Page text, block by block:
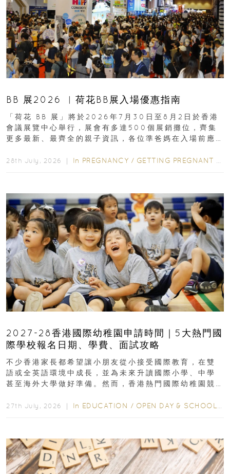
BB 展2026 ︳荷花BB展入場優惠指南
「荷花 BB 展」將於2026年7月30日至8月2日於香港
會議展覽中心舉行，展會有多達500個展銷攤位，齊集
更多最新、最齊全的親子資訊，各位準爸媽在入場前應
28th July, 2026 ｜ In PREGNANCY / GETTING PREGNANT
2027-28香港國際幼稚園申請時間｜5大熱門國
際學校報名日期、學費、面試攻略
不少香港家長都希望讓小朋友從小接受國際教育，在雙
語或全英語環境中成長，並為未來升讀國際小學、中學
甚至海外大學做好準備。然而，香港熱門國際幼稚園競
27th July, 2026 ｜ In EDUCATION / OPEN DAY & SCHOOL EVENTS